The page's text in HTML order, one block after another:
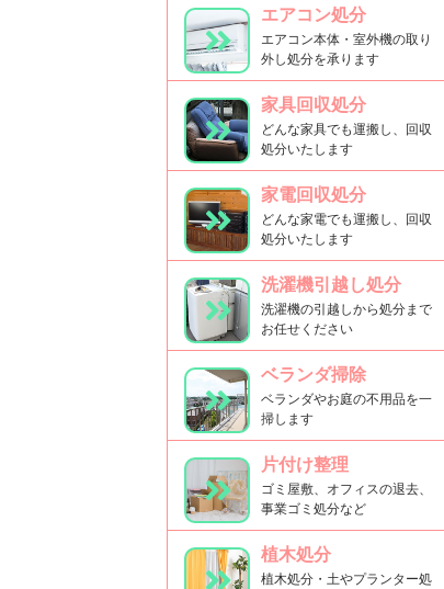
エアコン処分
エアコン本体・室外機の取り
外し処分を承ります
家具回収処分
どんな家具でも運搬し、回収
処分いたします
家電回収処分
どんな家電でも運搬し、回収
処分いたします
洗濯機引越し処分
洗濯機の引越しから処分まで
お任せください
ベランダ掃除
ベランダやお庭の不用品を一
掃します
片付け整理
ゴミ屋敷、オフィスの退去、
事業ゴミ処分など
植木処分
植木処分・土やプランター処